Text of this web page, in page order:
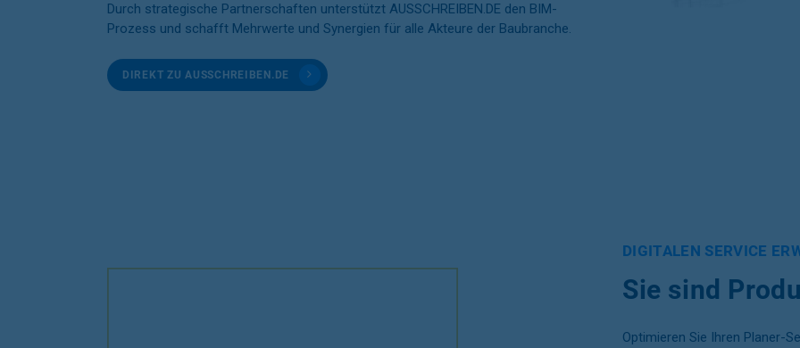
Durch strategische Partnerschaften unterstützt AUSSCHREIBEN.DE den BIM-
Prozess und schafft Mehrwerte und Synergien für alle Akteure der Baubranche.
DIREKT ZU AUSSCHREIBEN.DE
DIGITALEN SERVICE
Sie sind
Optimieren Sie Ihren Planer-